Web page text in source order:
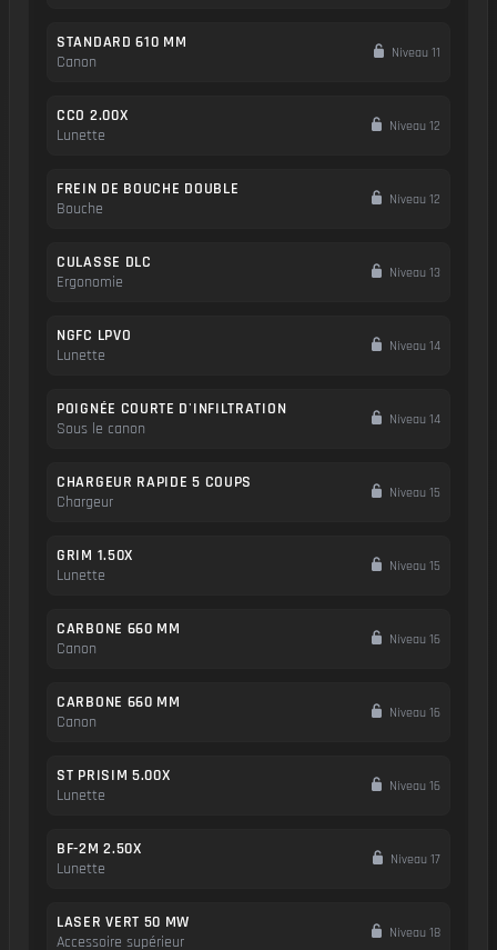
STANDARD 610 MM
Canon
Niveau 11
CCO 2.00X
Lunette
Niveau 12
FREIN DE BOUCHE DOUBLE
Bouche
Niveau 12
CULASSE DLC
Ergonomie
Niveau 13
NGFC LPVO
Lunette
Niveau 14
POIGNÉE COURTE D'INFILTRATION
Sous le canon
Niveau 14
CHARGEUR RAPIDE 5 COUPS
Chargeur
Niveau 15
GRIM 1.50X
Lunette
Niveau 15
CARBONE 660 MM
Canon
Niveau 16
CARBONE 660 MM
Canon
Niveau 16
ST PRISIM 5.00X
Lunette
Niveau 16
BF-2M 2.50X
Lunette
Niveau 17
LASER VERT 50 MW
Accessoire supérieur
Niveau 18